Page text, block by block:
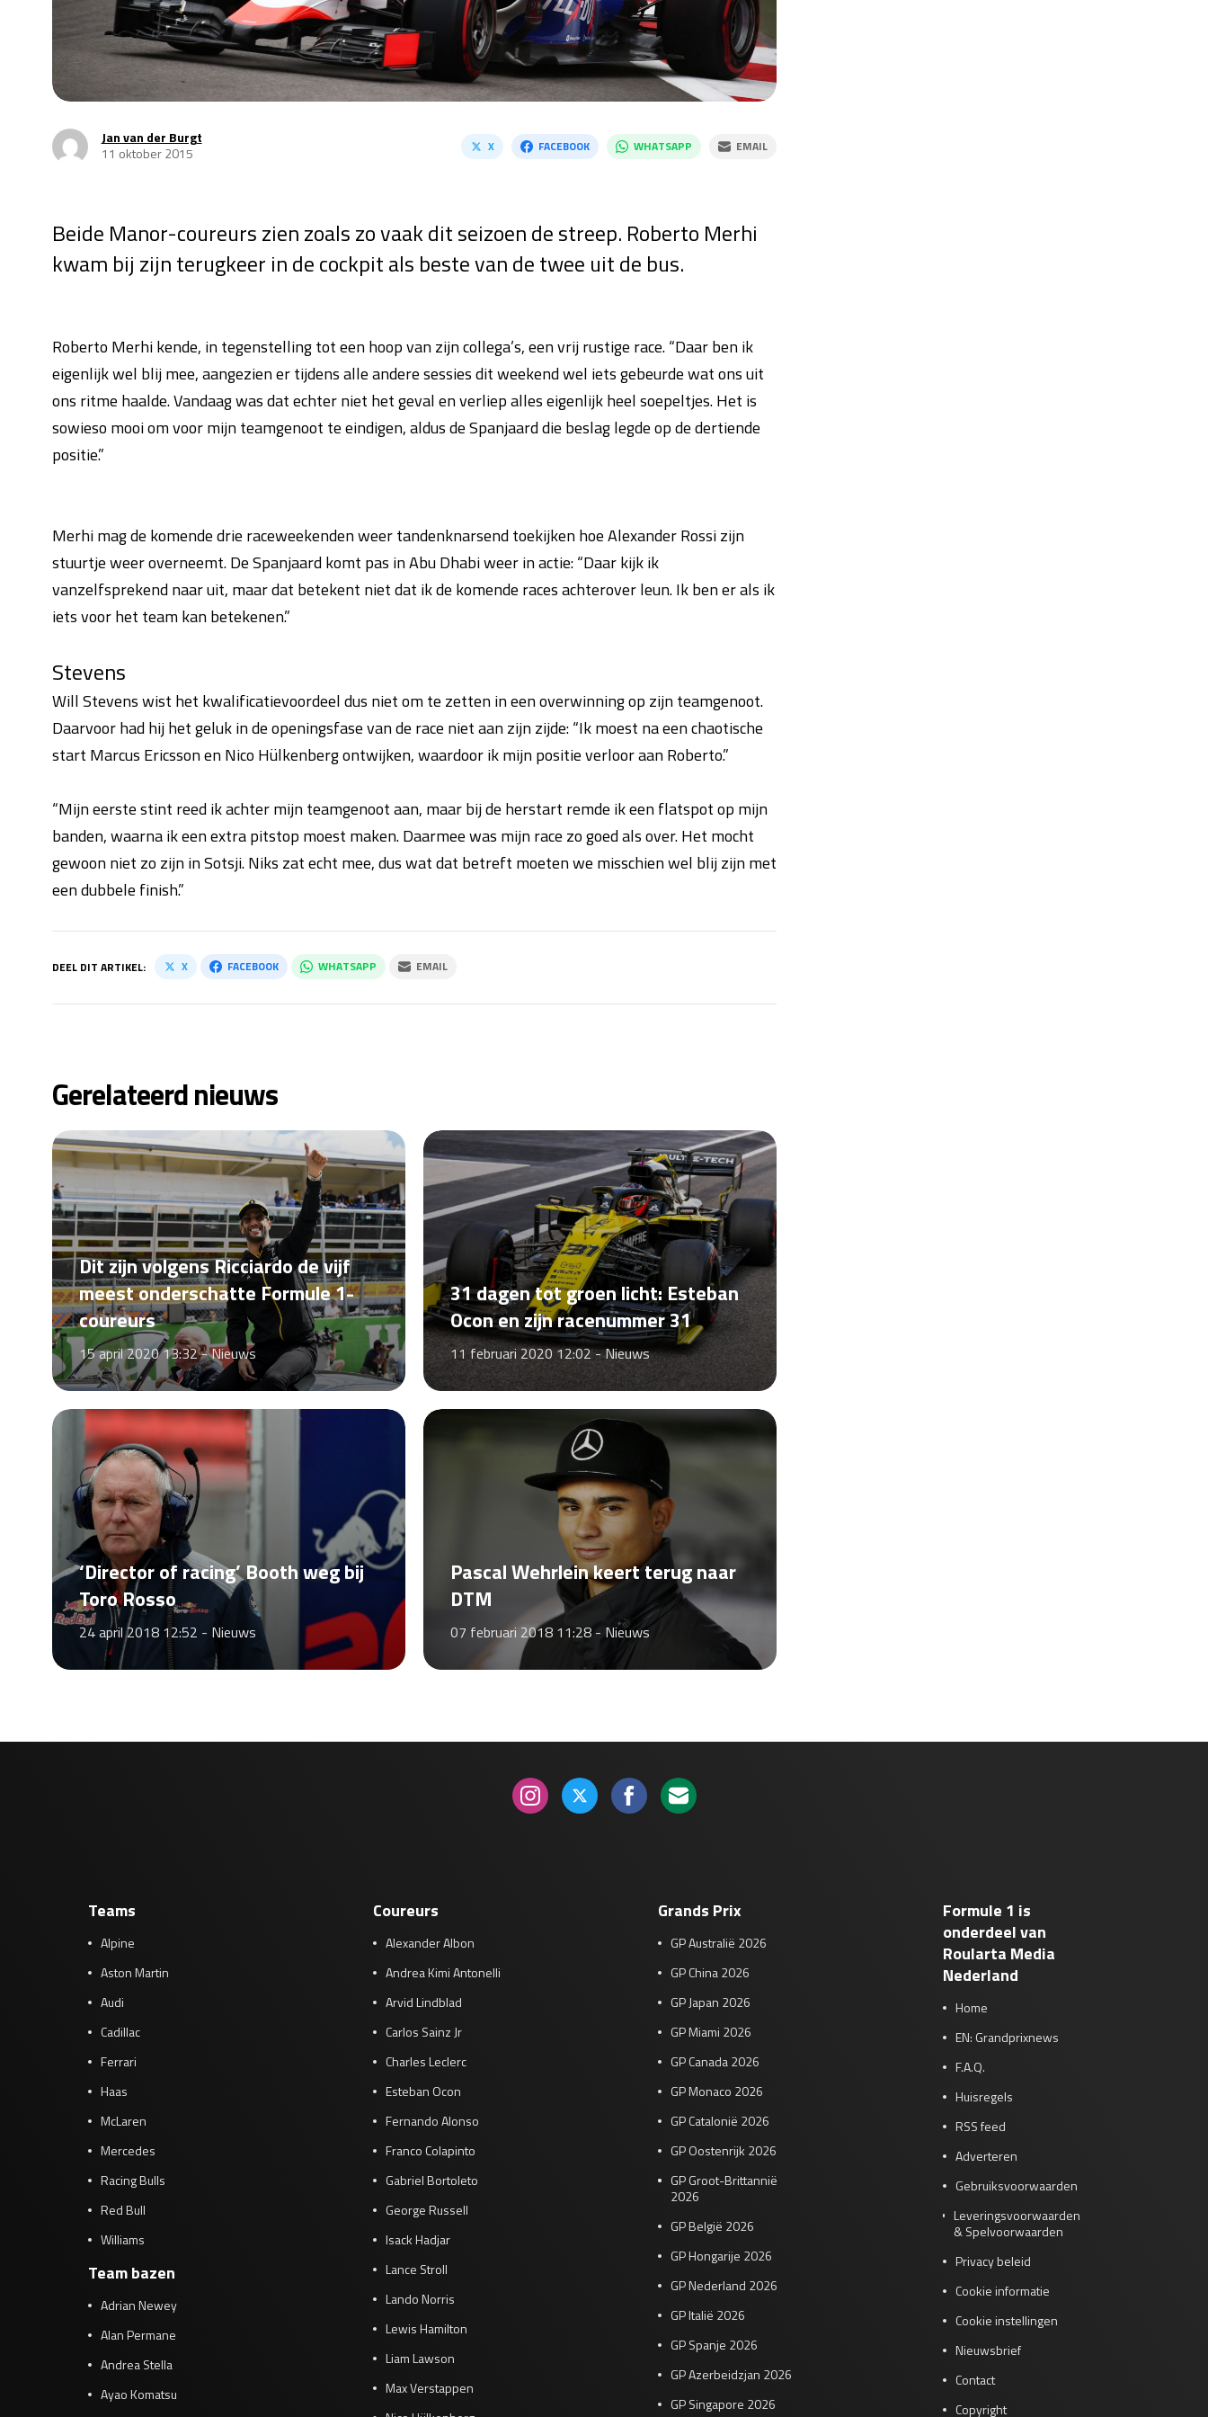
Jan van der Burgt
11 oktober 2015
X FACEBOOK WHATSAPP EMAIL
Beide Manor-coureurs zien zoals zo vaak dit seizoen de streep. Roberto Merhi
kwam bij zijn terugkeer in de cockpit als beste van de twee uit de bus.
Roberto Merhi kende, in tegenstelling tot een hoop van zijn collega’s, een vrij rustige race. “Daar ben ik
eigenlijk wel blij mee, aangezien er tijdens alle andere sessies dit weekend wel iets gebeurde wat ons uit
ons ritme haalde. Vandaag was dat echter niet het geval en verliep alles eigenlijk heel soepeltjes. Het is
sowieso mooi om voor mijn teamgenoot te eindigen, aldus de Spanjaard die beslag legde op de dertiende
positie.”
Merhi mag de komende drie raceweekenden weer tandenknarsend toekijken hoe Alexander Rossi zijn
stuurtje weer overneemt. De Spanjaard komt pas in Abu Dhabi weer in actie: “Daar kijk ik
vanzelfsprekend naar uit, maar dat betekent niet dat ik de komende races achterover leun. Ik ben er als ik
iets voor het team kan betekenen.”
Stevens
Will Stevens wist het kwalificatievoordeel dus niet om te zetten in een overwinning op zijn teamgenoot.
Daarvoor had hij het geluk in de openingsfase van de race niet aan zijn zijde: “Ik moest na een chaotische
start Marcus Ericsson en Nico Hülkenberg ontwijken, waardoor ik mijn positie verloor aan Roberto.”
“Mijn eerste stint reed ik achter mijn teamgenoot aan, maar bij de herstart remde ik een flatspot op mijn
banden, waarna ik een extra pitstop moest maken. Daarmee was mijn race zo goed als over. Het mocht
gewoon niet zo zijn in Sotsji. Niks zat echt mee, dus wat dat betreft moeten we misschien wel blij zijn met
een dubbele finish.”
DEEL DIT ARTIKEL: X FACEBOOK WHATSAPP EMAIL
Gerelateerd nieuws
Dit zijn volgens Ricciardo de vijf
meest onderschatte Formule 1-
coureurs
15 april 2020 13:32 -Nieuws
31 dagen tot groen licht: Esteban
Ocon en zijn racenummer 31
11 februari 2020 12:02 -Nieuws
‘Director of racing’ Booth weg bij
Toro Rosso
24 april 2018 12:52 - Nieuws
Pascal Wehrlein keert terug naar
DTM
07 februari 2018 11:28 - Nieuws
Teams
Alpine
Aston Martin
Audi
Cadillac
Ferrari
Haas
McLaren
Mercedes
Racing Bulls
Red Bull
Williams
Team bazen
Adrian Newey
Alan Permane
Andrea Stella
Ayao Komatsu
Coureurs
Alexander Albon
Andrea Kimi Antonelli
Arvid Lindblad
Carlos Sainz Jr
Charles Leclerc
Esteban Ocon
Fernando Alonso
Franco Colapinto
Gabriel Bortoleto
George Russell
Isack Hadjar
Lance Stroll
Lando Norris
Lewis Hamilton
Liam Lawson
Max Verstappen
Grands Prix
GP Australië 2026
GP China 2026
GP Japan 2026
GP Miami 2026
GP Canada 2026
GP Monaco 2026
GP Catalonië 2026
GP Oostenrijk 2026
GP Groot-Brittannië
2026
GP België 2026
GP Hongarije 2026
GP Nederland 2026
GP Italië 2026
GP Spanje 2026
GP Azerbeidzjan 2026
GP Singapore 2026
Formule 1 is
onderdeel van
Roularta Media
Nederland
Home
EN: Grandprixnews
F.A.Q.
Huisregels
RSS feed
Adverteren
Gebruiksvoorwaarden
Leveringsvoorwaarden
& Spelvoorwaarden
Privacy beleid
Cookie informatie
Cookie instellingen
Nieuwsbrief
Contact
Copyright